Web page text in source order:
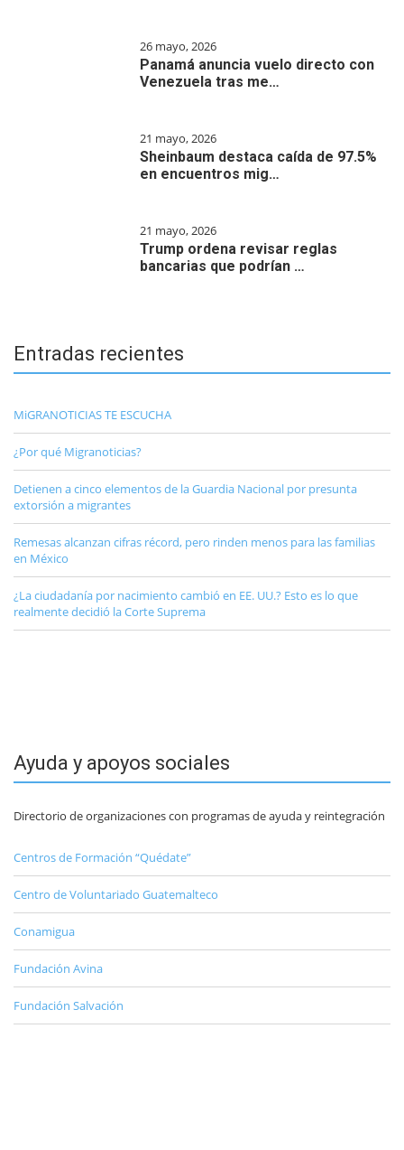
26 mayo, 2026
Panamá anuncia vuelo directo con
Venezuela tras me…
21 mayo, 2026
Sheinbaum destaca caída de 97.5%
en encuentros mig…
21 mayo, 2026
Trump ordena revisar reglas
bancarias que podrían …
Entradas recientes
MiGRANOTICIAS TE ESCUCHA
¿Por qué Migranoticias?
Detienen a cinco elementos de la Guardia Nacional por presunta
extorsión a migrantes
Remesas alcanzan cifras récord, pero rinden menos para las familias
en México
¿La ciudadanía por nacimiento cambió en EE. UU.? Esto es lo que
realmente decidió la Corte Suprema
Ayuda y apoyos sociales
Directorio de organizaciones con programas de ayuda y reintegración
Centros de Formación “Quédate”
Centro de Voluntariado Guatemalteco
Conamigua
Fundación Avina
Fundación Salvación